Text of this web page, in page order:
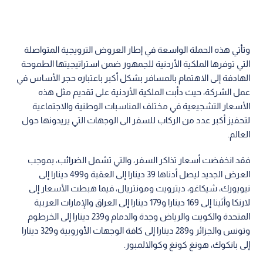
وتأتي هذه الحملة الواسعة في إطار العروض الترويجية المتواصلة
التي توفرها الملكية الأردنية للجمهور ضمن استراتيجيتها الطموحة
الهادفة إلى الاهتمام بالمسافر بشكل أكبر باعتباره حجر الأساس في
عمل الشركة، حيث دأبت الملكية الأردنية على تقديم مثل هذه
الأسعار التشجيعية في مختلف المناسبات الوطنية والاجتماعية
لتحفيز أكبر عدد من الركاب للسفر الى الوجهات التي يريدونها حول
العالم.
فقد انخفضت أسعار تذاكر السفر، والتي تشمل الضرائب، بموجب
العرض الجديد ليصل أدناها 39 دينارا إلى العقبة و499 دينارا إلى
نيويورك، شيكاغو، ديترويت ومونتريال، فيما هبطت الأسعار إلى
لارنكا وأثينا إلى 169 دينارا و179 دينارا إلى العراق والإمارات العربية
المتحدة والكويت والرياض وجدة والدمام و239 دينارا إلى الخرطوم
وتونس والجزائر و289 دينارا إلى كافة الوجهات الأوروبية و329 دينارا
إلى بانكوك، هونغ كونغ وكوالالمبور.